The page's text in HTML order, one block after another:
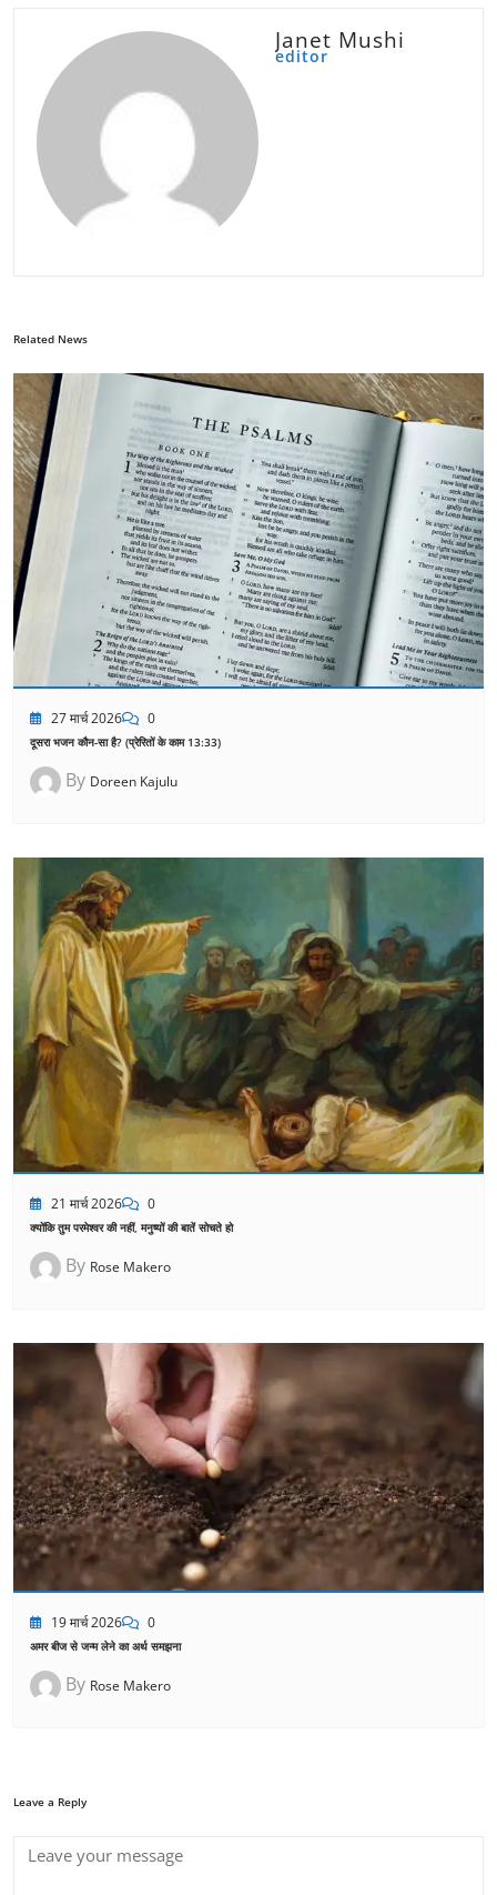
Janet Mushi
editor
Related News
27 मार्च 2026 0
दूसरा भजन कौन-सा है? (प्रेरितों के काम 13:33)
By Doreen Kajulu
21 मार्च 2026 0
क्योंकि तुम परमेश्वर की नहीं, मनुष्यों की बातें सोचते हो
By Rose Makero
19 मार्च 2026 0
अमर बीज से जन्म लेने का अर्थ समझना
By Rose Makero
Leave a Reply